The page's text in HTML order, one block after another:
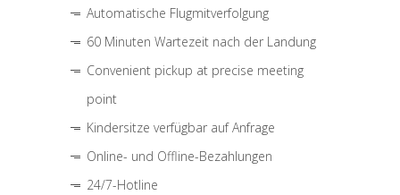
Automatische Flugmitverfolgung
60 Minuten Wartezeit nach der Landung
Convenient pickup at precise meeting
point
Kindersitze verfügbar auf Anfrage
Online- und Offline-Bezahlungen
24/7-Hotline